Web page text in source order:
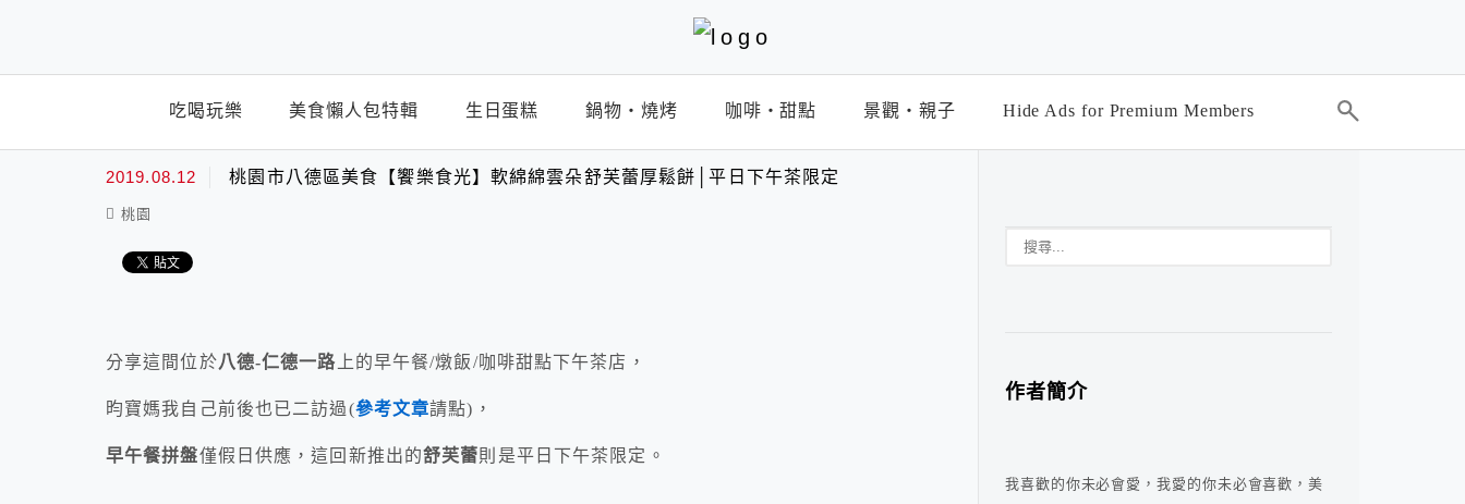
吃喝玩樂 美食懶人包特輯 生日蛋糕 鍋物‧燒烤 咖啡‧甜點 景觀‧親子 Hide Ads for Premium Members
2019.08.12 桃園市八德區美食【饗樂食光】軟綿綿雲朵舒芙蕾厚鬆餅│平日下午茶限定
桃園
分享這間位於八德-仁德一路 上的早午餐/燉飯/咖啡甜點下午茶店，
昀寶媽我自己前後也已二訪過(參考文章請點)，
早午餐拼盤僅假日供應，這回新推出的舒芙蕾則是平日下午茶限定。
作者簡介
我喜歡的你未必會愛，我愛的你未必會喜歡，美